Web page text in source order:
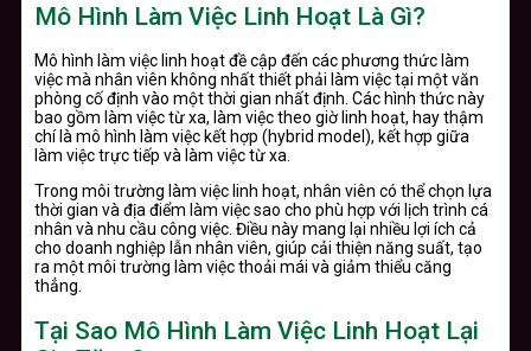
Mô Hình Làm Việc Linh Hoạt Là Gì?
Mô hình làm việc linh hoạt đề cập đến các phương thức làm
việc mà nhân viên không nhất thiết phải làm việc tại một văn
phòng cố định vào một thời gian nhất định. Các hình thức này
bao gồm làm việc từ xa, làm việc theo giờ linh hoạt, hay thậm
chí là mô hình làm việc kết hợp (hybrid model), kết hợp giữa
làm việc trực tiếp và làm việc từ xa.
Trong môi trường làm việc linh hoạt, nhân viên có thể chọn lựa
thời gian và địa điểm làm việc sao cho phù hợp với lịch trình cá
nhân và nhu cầu công việc. Điều này mang lại nhiều lợi ích cả
cho doanh nghiệp lẫn nhân viên, giúp cải thiện năng suất, tạo
ra một môi trường làm việc thoải mái và giảm thiểu căng
thẳng.
Tại Sao Mô Hình Làm Việc Linh Hoạt Lại